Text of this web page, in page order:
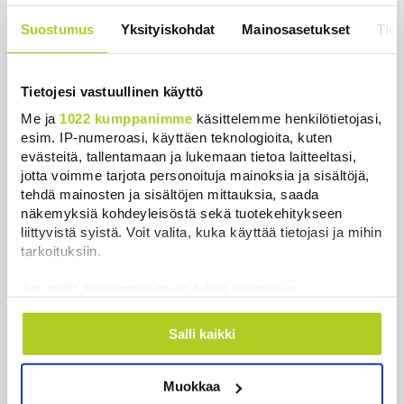
Suostumus Yksityiskohdat Mainosasetukset
Tietojesi vastuullinen käyttö
Me ja 1022 kumppanimme käsittelemme henkilötietojasi,
esim. IP-numeroasi, käyttäen teknologioita, kuten
evästeitä, tallentamaan ja lukemaan tietoa laitteeltasi,
jotta voimme tarjota personoituja mainoksia ja sisältöjä,
tehdä mainosten ja sisältöjen mittauksia, saada
näkemyksiä kohdeyleisöstä sekä tuotekehitykseen
liittyvistä syistä. Voit valita, kuka käyttää tietojasi ja mihin
tarkoituksiin.
Kerätä tietoja maantieteellisestä sijainnistasi,
mahdollisesti muutaman metrin tarkkuudella
ominaispiirteitä aktiivisesti (sormenjäljen
Salli kaikki
Muokkaa
uutinen – ”Kokoomus maksaa siitä
hintaa”
Uutiset | 6.8.2026 11:56
Uutiset
Uusimmat Luetuimmat